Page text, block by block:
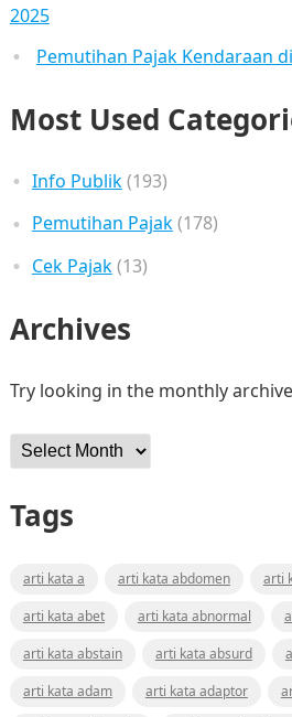
2025
Pemutihan Pajak Kendaraan
Most Used
Info Publik(193)
Pemutihan Pajak(178)
Cek Pajak(13)
Archives
Try looking in the monthly
Archives
Tags
arti kata a arti kata abdomen
arti
arti kata abet
arti kata abnormal
arti kata abstain
arti kata absurd
arti kata adam
arti kata adaptor